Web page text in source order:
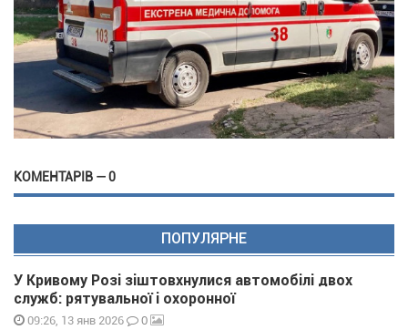
КОМЕНТАРІВ — 0
ПОПУЛЯРНЕ
У Кривому Розі зіштовхнулися автомобілі двох
служб: рятувальної і охоронної
09:26, 13 янв 2026 0